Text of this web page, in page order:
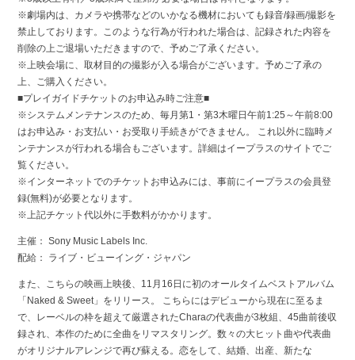
※劇場内は、カメラや携帯などのいかなる機材においても録音/録画/撮影を
禁止しております。このような行為が行われた場合は、記録された内容を
削除の上ご退場いただきますので、予めご了承ください。
※上映会場に、取材目的の撮影が入る場合がございます。予めご了承の
上、ご購入ください。
■プレイガイドチケットのお申込み時ご注意■
※システムメンテナンスのため、毎月第1・第3木曜日午前1:25～午前8:00
はお申込み・お支払い・お受取り手続きができません。 これ以外に臨時メ
ンテナンスが行われる場合もございます。詳細はイープラスのサイトでご
覧ください。
※インターネットでのチケットお申込みには、事前にイープラスの会員登
録(無料)が必要となります。
※上記チケット代以外に手数料がかかります。
主催： Sony Music Labels Inc.
配給： ライブ・ビューイング・ジャパン
また、こちらの映画上映後、11月16日に初のオールタイムベストアルバム
「Naked & Sweet」をリリース。 こちらにはデビューから現在に至るま
で、レーベルの枠を超えて厳選されたCharaの代表曲が3枚組、45曲前後収
録され、本作のために全曲をリマスタリング。数々の大ヒット曲や代表曲
がオリジナルアレンジで再び蘇える。恋をして、結婚、出産、新たな